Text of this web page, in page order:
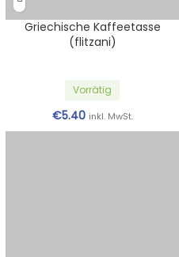
Griechische Kaffeetasse
(flitzani)
Vorrätig
€5.40 inkl. MwSt.